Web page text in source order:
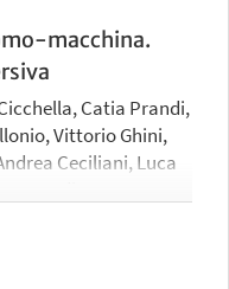
macchina.
Catia Prandi,
Vittorio Ghini,
Ceciliani, Luca
Corradi, Gustavo